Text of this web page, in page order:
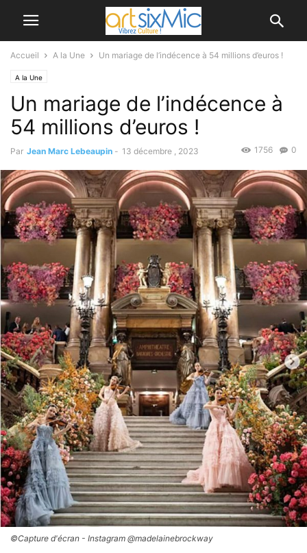
Accueil A la Une Un mariage de l’indécence à 54 millions d’euros !
A la Une
Un mariage de l’indécence à
54 millions d’euros !
Par Jean Marc Lebeaupin - 13 décembre , 2023 0
1756
©Capture d'écran - Instagram @madelainebrockway